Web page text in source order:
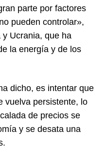
parte por factores
pueden controlar»,
Ucrania, que ha
la energía y de los
dicho, es intentar que
vuelva persistente, lo
de precios se
y se desata una